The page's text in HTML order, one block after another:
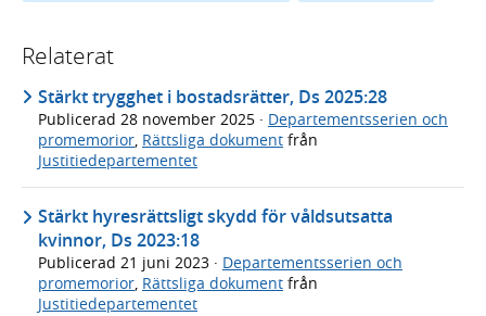
Relaterat
Stärkt trygghet i bostadsrätter, Ds 2025:28
Publicerad 28 november 2025 · Departementsserien och
promemorior Rättsliga dokument från
Justitiedepartementet
Stärkt hyresrättsligt skydd för våldsutsatta
kvinnor, Ds 2023:18
Publicerad 21 juni 2023 · Departementsserien och
promemorior, Rättsliga dokument från
Justitiedepartementet